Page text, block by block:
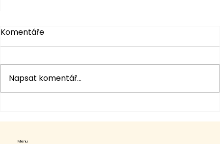
Komentáře
Napsat komentář...
Menu